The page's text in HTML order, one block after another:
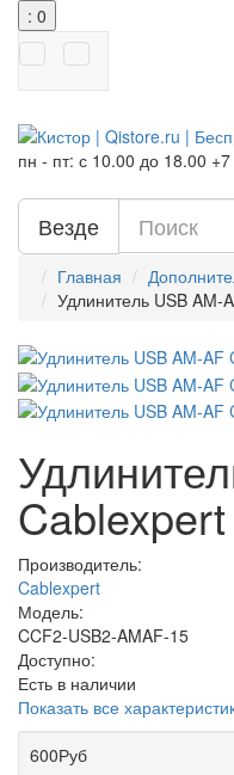
: 0
пн - пт: с 10.00 до 18.00
Везде
Главная
Удлинитель USB AM-
Производитель:
Cablexpert
Модель:
CCF2-USB2-AMAF-15
Доступно:
Есть в наличии
Показать все
600Руб